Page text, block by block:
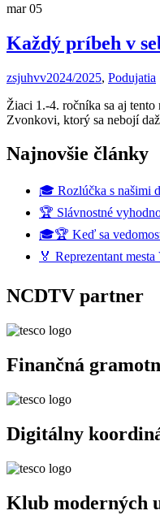
mar 05
Každý príbeh v
zsjuhvv2024/2025, Podujatia
Žiaci 1.-4. ročníka sa aj
Zvonkovi, ktorý sa nebojí
Najnovšie články
🎓 Rozlúčka s našimi
🏆 Slávnostné
🎓🏆 Keď sa
🏅 Reprezentant
NCDTV partner
Finančná
Digitálny
Klub moderných